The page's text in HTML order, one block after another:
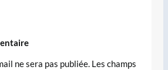
ne sera pas publiée. Les champs